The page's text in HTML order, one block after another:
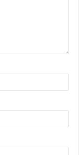
ناتوزي،